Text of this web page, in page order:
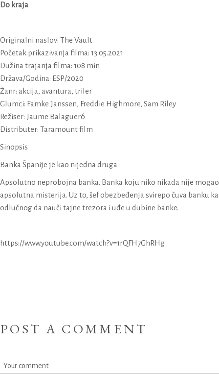
Do kraja
Originalni naslov: The Vault
Početak prikazivanja filma: 13.05.2021
Dužina trajanja filma: 108 min
Država/Godina: ESP/2020
Žanr: akcija, avantura, triler
Glumci: Famke Janssen, Freddie Highmore, Sam Riley
Režiser: Jaume Balagueró
Distributer: Taramount film
Sinopsis
Banka Španije je kao nijedna druga.
Apsolutno neprobojna banka. Banka koju niko nikada nije
apsolutna misterija. Uz to, šef obezbeđenja svirepo čuva banku
odlučnog da nauči tajne trezora i uđe u dubine banke.
https://www.youtube.com/watch?v=1rQFH7GhRHg
POST A COMMENT